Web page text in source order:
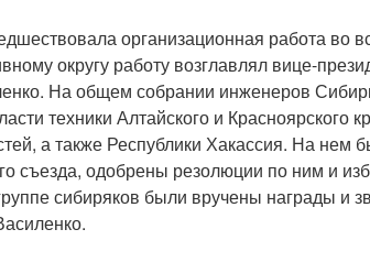
организационная работа во
округу работу возглавлял вице-
На общем собрании инженеров
техники Алтайского и Красноярского
а также Республики Хакассия. На нем
съезда, одобрены резолюции по ним и
сибиряков были вручены награды и